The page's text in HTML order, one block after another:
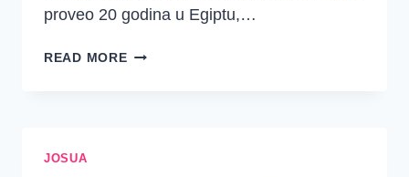
proveo 20 godina u Egiptu,…
READ MORE5
JOSUA